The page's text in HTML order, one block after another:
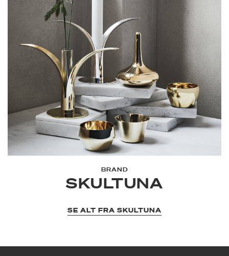
BRAND
SKULTUNA
SE ALT FRA SKULTUNA